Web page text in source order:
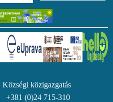
közigazgatás
(0)24 715-310